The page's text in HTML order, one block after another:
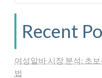
Recent
여성알바 시장 분석: 초
법